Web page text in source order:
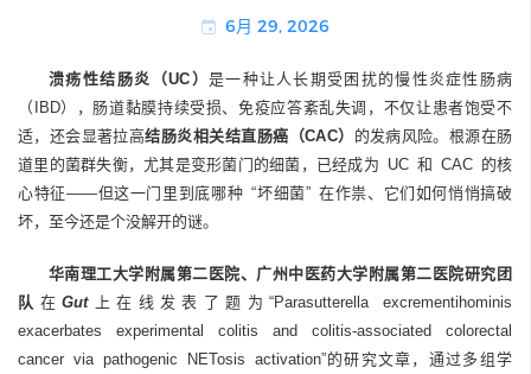
6月 29, 2026
溃疡性结肠炎（UC） 是一种让人长期受困扰的慢性炎症性肠病
（IBD），肠道黏膜持续受损、免疫应答紊乱失调，不仅让患者饱受不
适，还会显著拉高结肠炎相关结直肠癌（CAC） 的发病风险。根源在肠
道里的菌群失衡，尤其是变形菌门的细菌，已经成为 UC 和 CAC 的核
心特征——但这一门里到底哪种 “坏细菌” 在作祟、它们如何悄悄搞破
坏，至今还是个没解开的谜。
华南理工大学附属第二医院、广州中医药大学附属第二医院研究团
队 在 Gut上在线发表了题为“Parasutterella excrementihominis
exacerbates experimental colitis and colitis-associated colorectal
cancer via pathogenic NETosis activation”的研究文章，通过多组学